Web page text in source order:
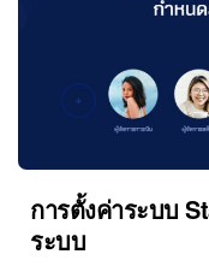
การตั้งค่าระบบ
ระบบ